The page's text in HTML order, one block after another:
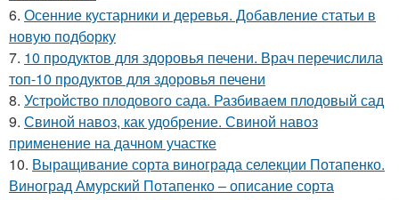
6. Осенние кустарники и деревья. Добавление статьи в
новую подборку
7. 10 продуктов для здоровья печени. Врач перечислила
топ-10 продуктов для здоровья печени
8. Устройство плодового сада. Разбиваем плодовый сад
9. Свиной навоз, как удобрение. Свиной навоз
применение на дачном участке
10. Выращивание сорта винограда селекции Потапенко.
Виноград Амурский Потапенко – описание сорта